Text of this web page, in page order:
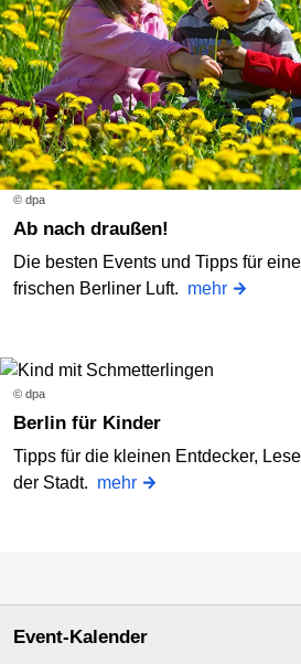
© dpa
Ab nach draußen!
Die besten Events und Tipps für
frischen Berliner Luft. mehr
© dpa
Berlin für Kinder
Tipps für die kleinen Entdecker,
der Stadt. mehr
Event-Kalender